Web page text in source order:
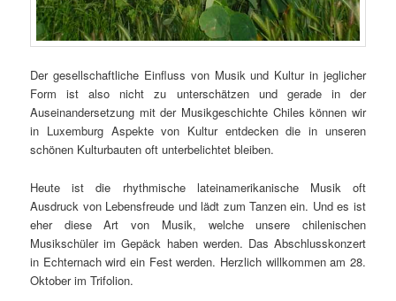
Der gesellschaftliche Einfluss von Musik und Kultur in jeglicher
Form ist also nicht zu unterschätzen und gerade in der
Auseinandersetzung mit der Musikgeschichte Chiles können wir
in Luxemburg Aspekte von Kultur entdecken die in unseren
schönen Kulturbauten oft unterbelichtet bleiben.
Heute ist die rhythmische lateinamerikanische Musik oft
Ausdruck von Lebensfreude und lädt zum Tanzen ein. Und es ist
eher diese Art von Musik, welche unsere chilenischen
Musikschüler im Gepäck haben werden. Das Abschlusskonzert
in Echternach wird ein Fest werden. Herzlich willkommen am 28.
Oktober im Trifolion.